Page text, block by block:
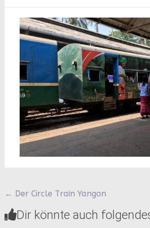
Beitragsnavigation
← Der Circle Train Yangon
Dir könnte auch